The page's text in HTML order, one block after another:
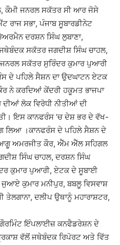
ਕੌਮੀ ਜਨਰਲ ਸਕੱਤਰ ਸੀ ਆਰ ਜੋਸੇ
ਰਾਜ ਸਭਾ, ਪੰਜਾਬ ਸੂਬਾਰਡੀਨੇਟ
ਦਰਸ਼ਨ ਸਿੰਘ ਲੁਬਾਣਾ,
ਸਕੱਤਰ ਜਗਦੀਸ਼ ਸਿੰਘ ਚਾਹਲ,
ਜਨਰਲ ਸਕੱਤਰ ਸੁਰਿੰਦਰ ਕੁਮਾਰ ਪੁਆਰੀ
ਦੇ ਪਹਿਲੇ ਸੈਸ਼ਨ ਦਾ ਉਦਘਾਟਨ ਏਟਕ
ਨੇ ਕਰਦਿਆਂ ਕੇਂਦਰੀ ਹਕੂਮਤ ਭਾਜਪਾ
ਲੋਕ ਵਿਰੋਧੀ ਨੀਤੀਆਂ ਦੀ
ਇਸ ਕਾਨਫਰੰਸ ’ਚ ਦੇਸ਼ ਭਰ ਦੇ ਵੱਖ-
ਲਿਆ ।ਕਾਨਫਰੰਸ ਦੇ ਪਹਿਲੇ ਸੈਸ਼ਨ ਦੇ
ਆਗੂ ਅਮਰਜੀਤ ਕੌਰ, ਐੱਮ ਐੱਲ ਸਹਿਗਲ
ਸਿੰਘ ਚਾਹਲ, ਦਰਸ਼ਨ ਸਿੰਘ
ਕੁਮਾਰ ਪੁਆਰੀ, ਏਟਕ ਦੇ ਸੂਬਾਈ
ਕੁਮਾਰ ਮਨੀਪੁਰ, ਬਬਲੂ ਵਿਸਵਾਸ਼
ਤੇਲਗਾਨਾ, ਦਲੀਪ ਉਥਾਨੂੰ ਮਹਾਰਾਸ਼ਟਰ,
ਇੰਪਲਾਈਜ਼ ਕਨਫੈਡਰੇਸ਼ਨ ਦੇ
ਵੱਲੋਂ ਜਥੇਬੰਦਕ ਰਿਪੋਰਟ ਅਤੇ ਵਿੱਤ